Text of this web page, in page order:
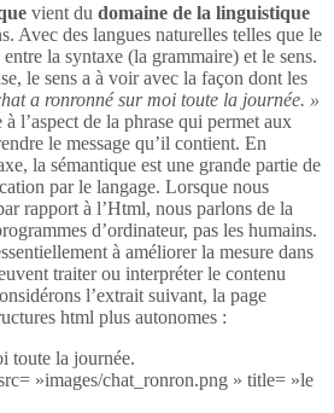
vient du domaine de la linguistique
Avec des langues naturelles telles que le
la syntaxe (la grammaire) et le sens.
le sens a à voir avec la façon dont les
a ronronné sur moi toute la journée. »
l’aspect de la phrase qui permet aux
le message qu’il contient. En
la sémantique est une grande partie de
par le langage. Lorsque nous
rapport à l’Html, nous parlons de la
d’ordinateur, pas les humains.
à améliorer la mesure dans
traiter ou interpréter le contenu
l’extrait suivant, la page
html plus autonomes :
toute la journée.
»images/chat_ronron.png » title= »le